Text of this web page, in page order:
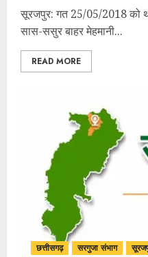
सूरजपुर: गत 25/05/2018 को
सास-ससुर बाहर मेहमानी...
READ MORE
छत्तीसगढ़ सरगुजा संभाग